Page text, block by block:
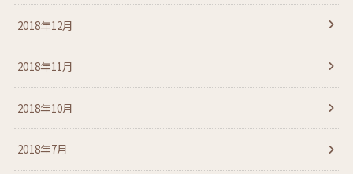
2018年12月
2018年11月
2018年10月
2018年7月